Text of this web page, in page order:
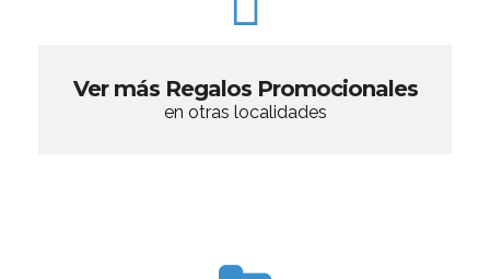
Ver más Regalos Promocionales
en otras localidades